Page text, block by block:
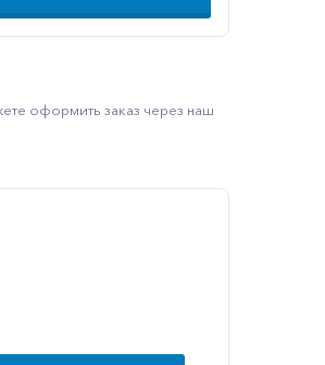
оформить заказ через наш